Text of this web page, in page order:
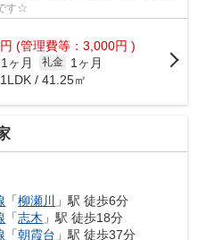
です☆
円 (管理費等：3,000円 )
1ヶ月 礼金
1ヶ月
/ 41.25㎡
「柳瀬川
」駅 徒歩6分
「志木 」駅 徒歩18分
「朝霞台 」駅 徒歩37分